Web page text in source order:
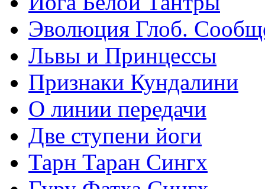
Эволюция Глоб.
Львы и Принцессы
Признаки Кундалини
О линии передачи
Две ступени йоги
Тарн Таран Сингх